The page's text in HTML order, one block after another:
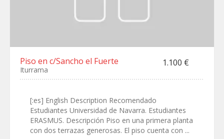
Piso en c/Sancho el Fuerte 1.100 €
Iturrama
[:es] English Description Recomendado
Estudiantes Universidad de Navarra. Estudiantes
ERASMUS. Descripción Piso en una primera planta
con dos terrazas generosas. El piso cuenta con ...